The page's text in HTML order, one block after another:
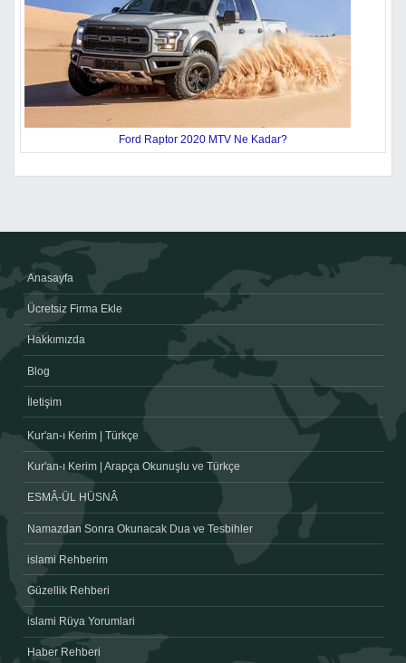
Ford Raptor 2020 MTV Ne Kadar?
Anasayfa
Ücretsiz Firma Ekle
Hakkımızda
Blog
İletişim
Kur'an-ı Kerim | Türkçe
Kur'an-ı Kerim | Arapça Okunuşlu ve Türkçe
ESMÂ-ÜL HÜSNÂ
Namazdan Sonra Okunacak Dua ve Tesbihler
islami Rehberim
Güzellik Rehberi
islami Rüya Yorumlari
Haber Rehberi